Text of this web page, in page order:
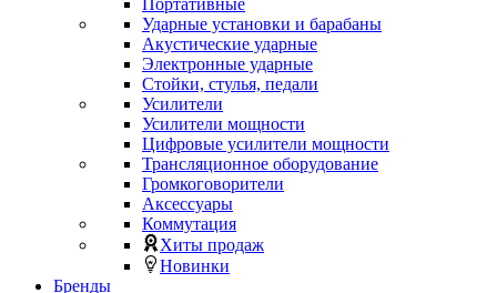
Портативные
Ударные установки и барабаны
Акустические ударные
Электронные ударные
Стойки, стулья, педали
Усилители
Усилители мощности
Цифровые усилители мощности
Трансляционное оборудование
Громкоговорители
Аксессуары
Коммутация
Хиты продаж
Новинки
Бренды